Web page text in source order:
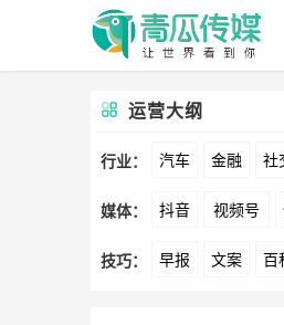
运营大纲
行业： 汽车 金融 社
文娱 跨境
媒体： 抖音 视频号
爱奇艺 美柚
技巧： 早报 文案 百